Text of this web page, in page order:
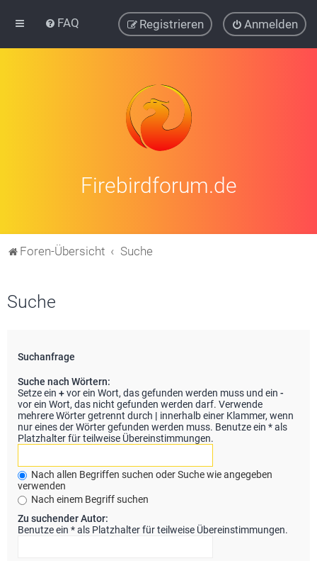
FAQ Anmelden
Registrieren
Firebirdforum.de
Foren-Übersicht Suche
Suche
Suchanfrage
Suche nach Wörtern:
Setze ein +vor ein Wort, das gefunden werden muss und ein -
vor ein Wort, das nicht gefunden werden darf. Verwende
mehrere Wörter getrennt durch | innerhalb einer Klammer, wenn
nur eines der Wörter gefunden werden muss. Benutze ein * als
Platzhalter für teilweise Übereinstimmungen.
Nach allen Begriffen suchen oder Suche wie angegeben
verwenden
Nach einem Begriff suchen
Zu suchender Autor:
Benutze ein * als Platzhalter für teilweise Übereinstimmungen.